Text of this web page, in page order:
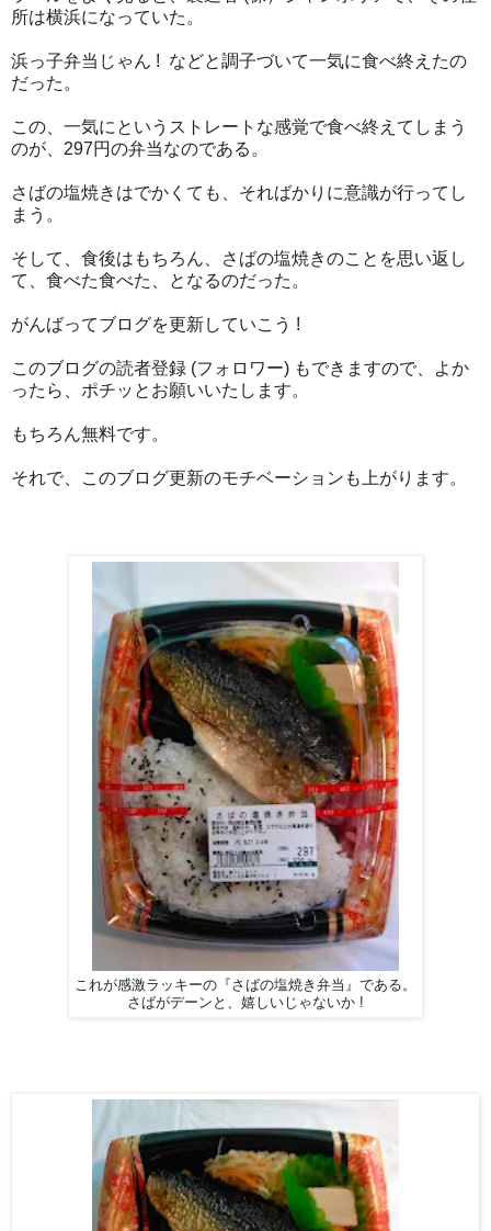
所は横浜になっていた。
浜っ子弁当じゃん ! などと調子づいて一気に食べ終えたの
だった。
この、一気にというストレートな感覚で食べ終えてしまう
のが、297円の弁当なのである。
さばの塩焼きはでかくても、そればかりに意識が行ってし
まう。
そして、食後はもちろん、さばの塩焼きのことを思い返し
て、食べた食べた、となるのだった。
がんばってブログを更新していこう !
このブログの読者登録 (フォロワー) もできますので、よか
ったら、ポチッとお願いいたします。
もちろん無料です。
それで、このブログ更新のモチベーションも上がります。
これが感激ラッキーの『さばの塩焼き弁当』である。
さばがデーンと、嬉しいじゃないか !